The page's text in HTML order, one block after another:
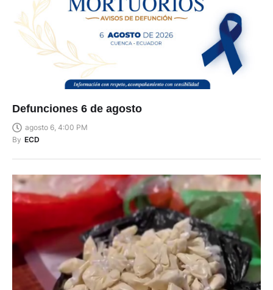
Defunciones 6 de agosto
agosto 6, 4:00 PM
By ECD